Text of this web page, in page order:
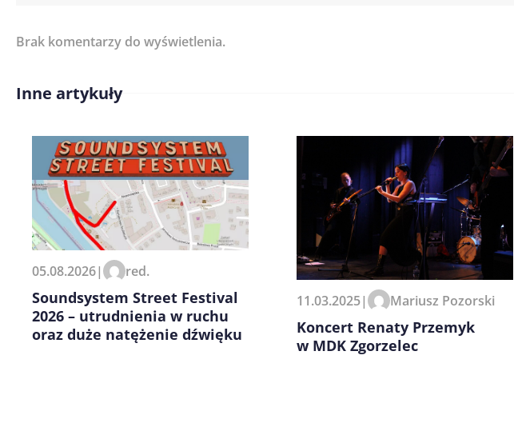
Imię/ Nick*
Zapamiętaj moje dane w tej przeglądarce podczas pisania
kolejnych komentarzy.
Brak komentarzy do wyświetlenia.
Inne artykuły
05.08.2026| red.
Soundsystem Street Festival
2026 – utrudnienia w ruchu
oraz duże natężenie dźwięku
11.03.2025| Mariusz Pozorski
Koncert Renaty Przemyk
w MDK Zgorzelec